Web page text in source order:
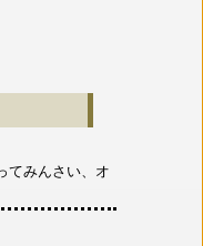
てみんさい、オ